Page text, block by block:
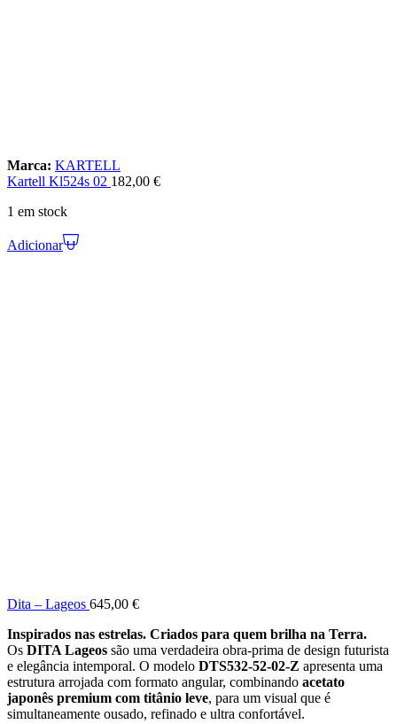
Marca: KARTELL
Kartell Kl524s 02 182,00 €
1 em stock
Adicionar
Dita – Lageos 645,00 €
Inspirados nas estrelas. Criados para quem brilha na Terra.
Os DITA Lageos são uma verdadeira obra-prima de design futurista
e elegância intemporal. O modelo DTS532-52-02-Z apresenta uma
estrutura arrojada com formato angular, combinando acetato
japonês premium com titânio leve, para um visual que é
simultaneamente ousado, refinado e ultra confortável.